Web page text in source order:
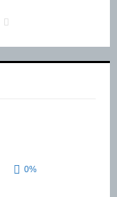
0%